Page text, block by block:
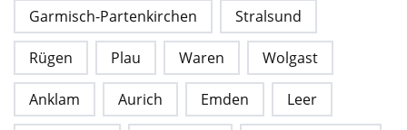
Garmisch-Partenkirchen Stralsund
Rügen Plau Waren Wolgast
Anklam Aurich Emden Leer